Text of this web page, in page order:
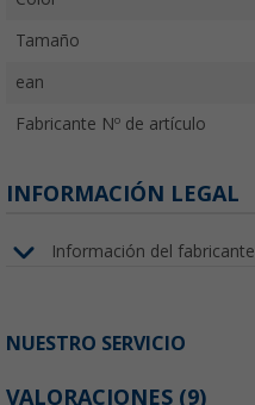
Tamaño
ean
Fabricante Nº de artículo
INFORMACIÓN LEGAL
Información del fabricante
NUESTRO SERVICIO
VALORACIONES (9)